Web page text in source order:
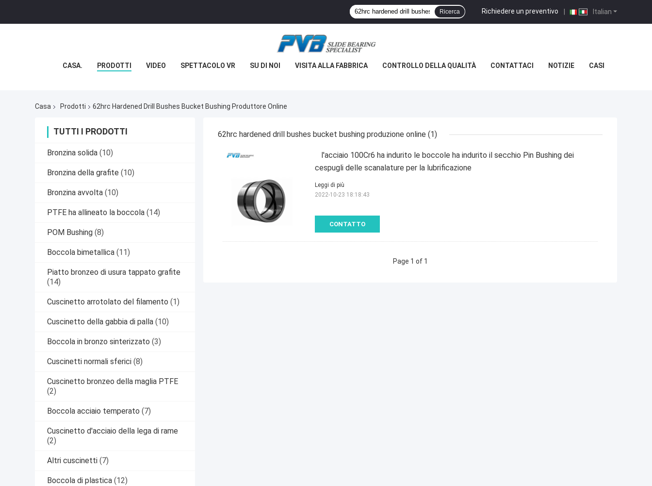
Italian
Richiedere un preventivo |
Ricerca
CASA. PRODOTTI VIDEO SPETTACOLO VR SU DI NOI VISITA ALLA FABBRICA CONTROLLO DELLA QUALITÀ CONTATTACI NOTIZIE CASI
Casa Prodotti 62hrc Hardened Drill Bushes Bucket Bushing Produttore Online
TUTTI I PRODOTTI
Bronzina solida (10)
Bronzina della grafite (10)
Bronzina avvolta (10)
PTFE ha allineato la boccola (14)
POM Bushing (8)
Boccola bimetallica (11)
Piatto bronzeo di usura tappato grafite
(14)
Cuscinetto arrotolato del filamento (1)
Cuscinetto della gabbia di palla (10)
Boccola in bronzo sinterizzato (3)
Cuscinetti normali sferici (8)
Cuscinetto bronzeo della maglia PTFE
(2)
Boccola acciaio temperato (7)
Cuscinetto d'acciaio della lega di rame
(2)
Altri cuscinetti (7)
Boccola di plastica (12)
62hrc hardened drill bushes bucket bushing produzione online (1)
l'acciaio 100Cr6 ha indurito le boccole ha indurito il secchio Pin Bushing dei
cespugli delle scanalature per la lubrificazione
CONTATTO
Leggi di più
2022-10-23 18:18:43
Page 1 of 1